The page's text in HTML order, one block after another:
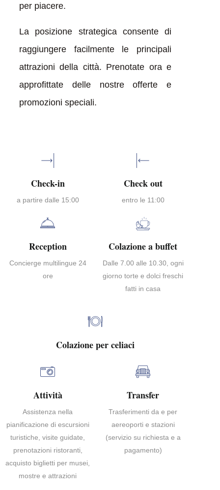
per piacere.
La posizione strategica consente di
raggiungere facilmente le principali
attrazioni della città. Prenotate ora e
approfittate delle nostre offerte e
promozioni speciali.
Check-in
a partire dalle 15:00
Check out
entro le 11:00
Reception
Concierge multilingue 24
ore
Colazione a buffet
Dalle 7.00 alle 10.30, ogni
giorno torte e dolci freschi
fatti in casa
Colazione per celiaci
Attività
Assistenza nella
pianificazione di escursioni
turistiche, visite guidate,
prenotazioni ristoranti,
acquisto biglietti per musei,
mostre e attrazioni
Transfer
Trasferimenti da e per
aereoporti e stazioni
(servizio su richiesta e a
pagamento)